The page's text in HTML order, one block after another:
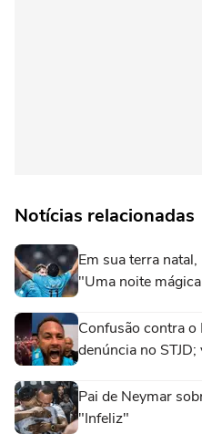
Notícias relacionadas
Em sua terra
"Uma noite
Confusão contra o
denúncia no
Pai de Neymar
"Infeliz"